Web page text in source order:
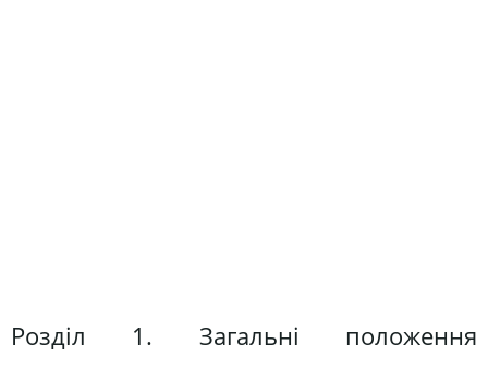
Розділ 1. Загальні положення